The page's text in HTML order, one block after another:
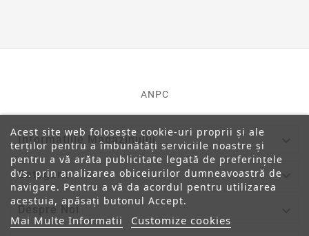
ANPC
Informatiile Magazinului
Categorii 
Despre Noi
Acest site web folosește cookie-uri proprii și ale
terților pentru a îmbunătăți serviciile noastre și
pentru a vă arăta publicitate legată de preferințele
dvs. prin analizarea obiceiurilor dumneavoastră de
navigare. Pentru a vă da acordul pentru utilizarea
acestuia, apăsați butonul Accept.
Mai Multe Informatii Customize cookies